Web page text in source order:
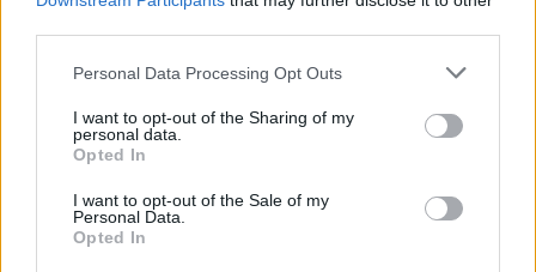
Please note that this website/app uses one or more Google
not limited to your visit or usage behaviour. You may click to
grant or deny consent to Google and its third-party tags to
use your data for below specified purposes in below Google
consent section.
Personal Data Processing Opt Outs
I want to opt-out of the Sharing of my
personal data.
Opted In
I want to opt-out of the Sale of my
Personal Data.
Opted In
kolesarskem poligonu pod smučiščem Poseka, ob
na Koroškem in pri Trampolin parku Poseka.